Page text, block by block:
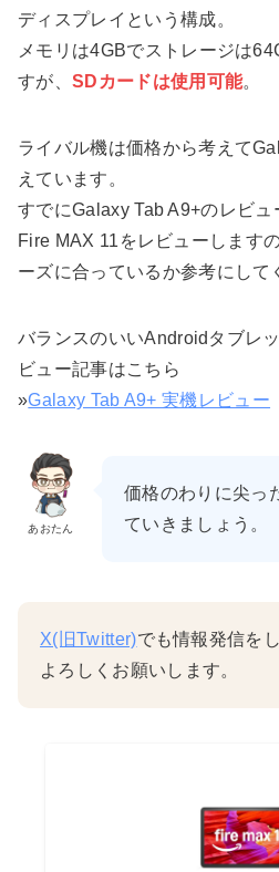
ディスプレイという構成。
メモリは4GBでストレージは
すが、 SDカードは使用可能。
ライバル機は価格から考えて
えています。
すでにGalaxy Tab A9+のレビ
Fire MAX 11をレビューします
ーズに合っているか参考にして
バランスのいいAndroidタブレ
ビュー記事はこちら
»Galaxy Tab A9+ 実機レビュー
あおたん
価格のわりに尖っ
ていきましょう。
X(旧Twitter)でも情報発信を
よろしくお願いします。